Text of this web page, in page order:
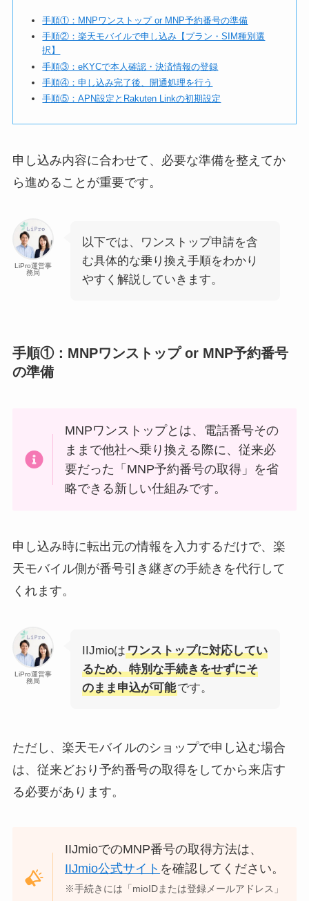
手順①：MNPワンストップ or MNP予約番号の準備
手順②：楽天モバイルで申し込み【プラン・SIM種別選
択】
手順③：eKYCで本人確認・決済情報の登録
手順④：申し込み完了後、開通処理を行う
手順⑤：APN設定とRakuten Linkの初期設定
申し込み内容に合わせて、必要な準備を整えてか
ら進めることが重要です。
LiPro運営事
務局
以下では、ワンストップ申請を含
む具体的な乗り換え手順をわかり
やすく解説していきます。
手順①：MNPワンストップ or MNP予約番号
の準備
MNPワンストップとは、電話番号その
ままで他社へ乗り換える際に、従来必
要だった「MNP予約番号の取得」を省
略できる新しい仕組みです。
申し込み時に転出元の情報を入力するだけで、楽
天モバイル側が番号引き継ぎの手続きを代行して
くれます。
LiPro運営事
務局
IIJmioはワンストップに対応してい
るため、特別な手続きをせずにそ
のまま申込が可能です。
ただし、楽天モバイルのショップで申し込む場合
は、従来どおり予約番号の取得をしてから来店す
る必要があります。
IIJmioでのMNP番号の取得方法は、
IIJmio公式サイト を確認してください。
※手続きには「mioIDまたは登録メールアドレス」